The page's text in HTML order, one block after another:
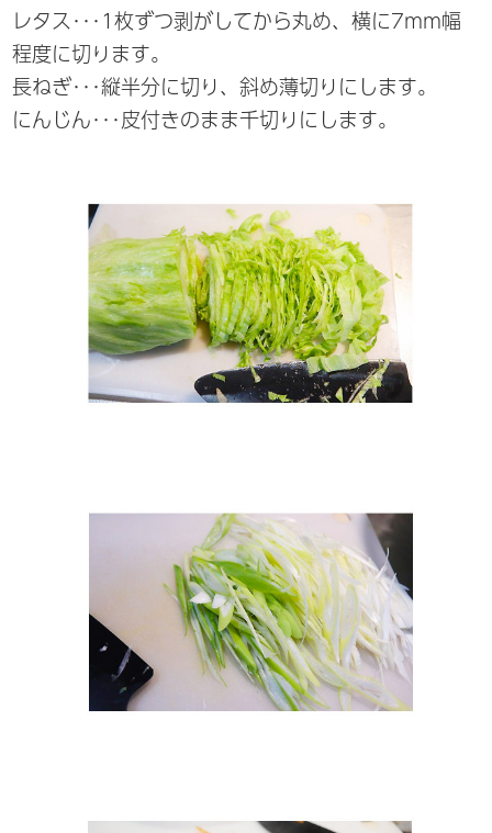
レタス･･･1枚ずつ剥がしてから丸め、横に7mm幅
程度に切ります。
長ねぎ･･･縦半分に切り、斜め薄切りにします。
にんじん･･･皮付きのまま千切りにします。